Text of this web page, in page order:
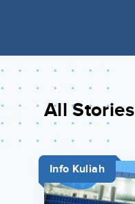
All Stories
Info Kuliah